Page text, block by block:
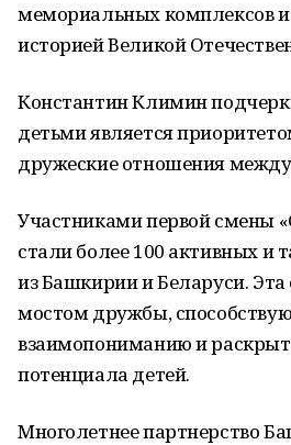
мемориальных комплексов и
историей Великой
Константин Климин
детьми является
дружеские отношения
Участниками первой смены
стали более 100 активных и
из Башкирии и Беларуси. Эта
мостом дружбы,
взаимопониманию и
потенциала детей.
Многолетнее партнерство